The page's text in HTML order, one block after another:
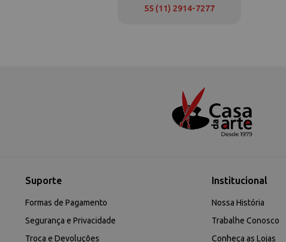
55 (11) 2914-7277
Suporte
Formas de Pagamento
Segurança e Privacidade
Troca e Devoluções
Institucional
Nossa História
Trabalhe Conosco
Conheça as Lojas